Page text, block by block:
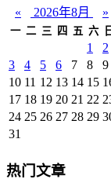
« 2026年8月 »
一 二 三 四 五 六 日
1
2
3
4 5 6 7 8
9
10 11 12 13 14 15
17 18 19 20 21 22
24 25 26 27 28 29
31
热门文章